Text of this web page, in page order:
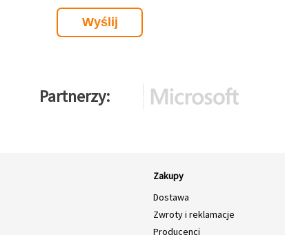
Partnerzy
Zakupy
Dostawa
Zwroty i reklamacje
Producenci